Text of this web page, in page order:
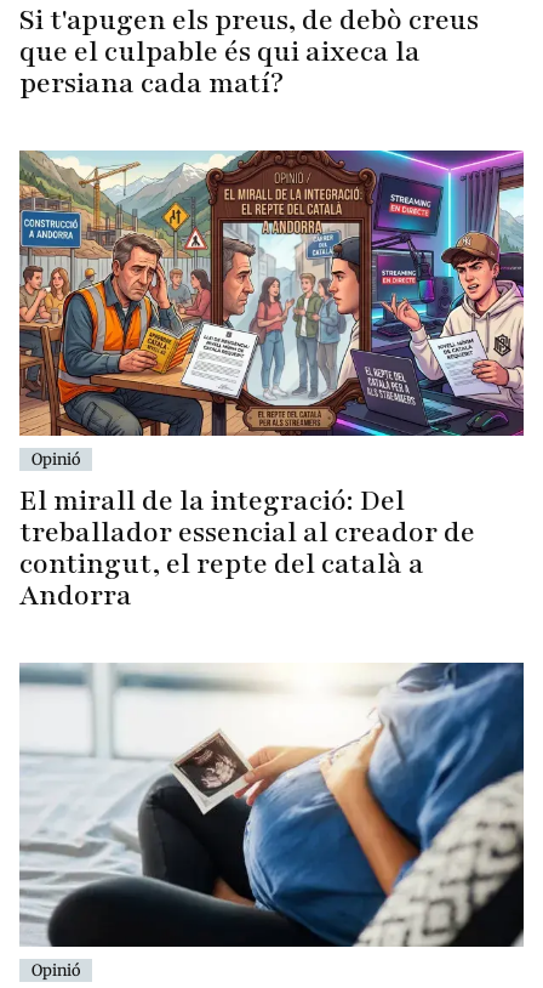
Si t'apugen els preus, de debò creus
que el culpable és qui aixeca la
persiana cada matí?
Opinió
El mirall de la integració: Del
treballador essencial al creador de
contingut, el repte del català a
Andorra
Opinió